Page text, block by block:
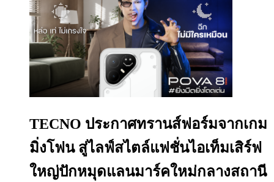
TECNO ประกาศทรานส์ฟอร์มจากเกม
มิ่งโฟน สู่ไลฟ์สไตล์แฟชั่นไอเท็มเสิร์ฟ
ใหญ่ปักหมุดแลนมาร์คใหม่กลางสถานี